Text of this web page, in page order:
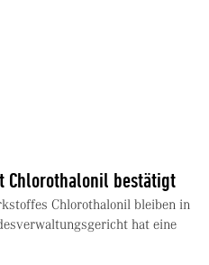
Chlorothalonil bestätigt
Chlorothalonil bleiben in
hat eine